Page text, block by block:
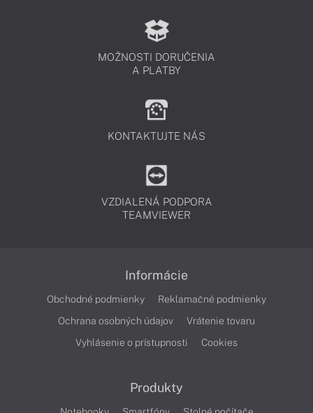
MOŽNOSTI DORUČENIA
A PLATBY
KONTAKTUJTE NÁS
VZDIALENÁ PODPORA
TEAMVIEWER
Informácie
Obchodné podmienky
Reklamačné podmienky
Ochrana osobných údajov
Vrátenie tovaru
Vyhlásenie o prístupnosti
Cookies
Produkty